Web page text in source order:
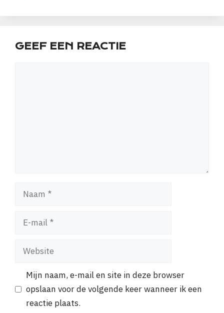
GEEF EEN REACTIE
Naam
Website
Mijn naam, e-mail en site in deze browser
opslaan voor de volgende keer wanneer ik een
reactie plaats.